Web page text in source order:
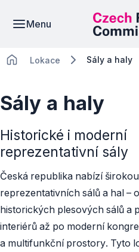
Menu
Lokace Sály a haly
Sály a haly
Historické i moderní
reprezentativní sály
Česká republika nabízí
reprezentativních sálů a hal –
historických plesových sálů a
interiérů až po moderní
a multifunkční prostory. Tyto